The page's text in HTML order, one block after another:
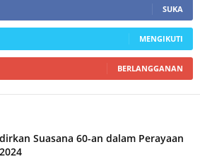
SUKA
MENGIKUTI
BERLANGGANAN
Suasana 60-an dalam Perayaan